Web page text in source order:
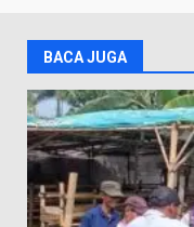
BACA JUGA